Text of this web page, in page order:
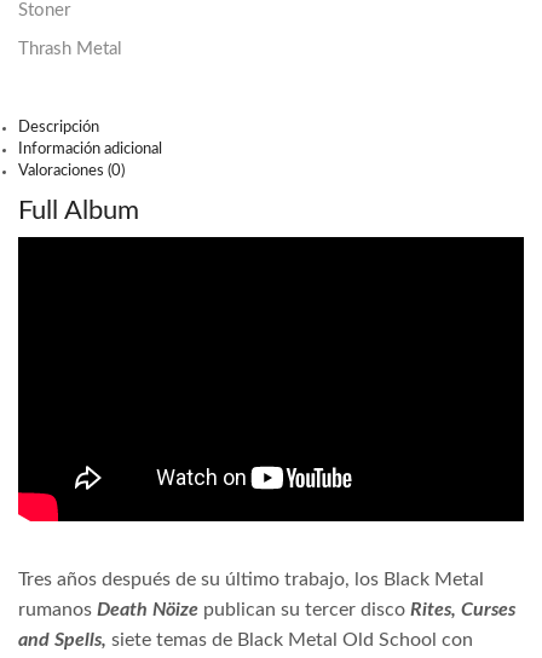
Stoner
Thrash Metal
Descripción
Información adicional
Valoraciones (0)
Full Album
Tres años después de su último trabajo, los Black Metal
rumanos Death Nöize publican su tercer disco Rites, Curses
and Spells, siete temas de Black Metal Old School con